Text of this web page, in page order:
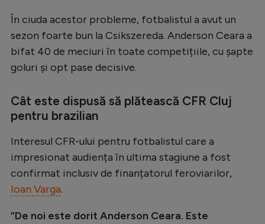
În ciuda acestor probleme, fotbalistul a avut un
sezon foarte bun la Csikszereda. Anderson Ceara a
bifat 40 de meciuri în toate competițiile, cu șapte
goluri și opt pase decisive.
Cât este dispusă să plătească CFR Cluj
pentru brazilian
Interesul CFR-ului pentru fotbalistul care a
impresionat audiența în ultima stagiune a fost
confirmat inclusiv de finanțatorul feroviarilor,
Ioan Varga.
”De noi este dorit Anderson Ceara. Este